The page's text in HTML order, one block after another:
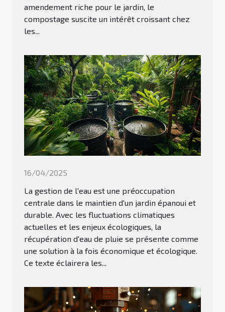
amendement riche pour le jardin, le
compostage suscite un intérêt croissant chez
les...
16/04/2025
La gestion de l'eau est une préoccupation
centrale dans le maintien d'un jardin épanoui et
durable. Avec les fluctuations climatiques
actuelles et les enjeux écologiques, la
récupération d'eau de pluie se présente comme
une solution à la fois économique et écologique.
Ce texte éclairera les...